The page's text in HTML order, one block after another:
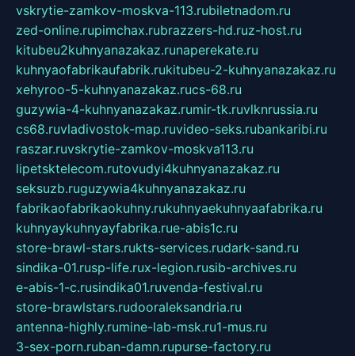
vskrytie-zamkov-moskva-113.rubiletnadom.ru
zed-online.rupimchax.rubrazzers-hd.ruz-host.ru
kitubeu2kuhnyanazakaz.runaperekate.ru
kuhnyaofabrikaufabrik.rukitubeu-2-kuhnyanazakaz.ru
xehyroo-5-kuhnyanazakaz.rucs-68.ru
guzywia-4-kuhnyanazakaz.rumir-tk.ruvlknrussia.ru
cs68.ruvladivostok-map.ruvideo-seks.rubankaribi.ru
raszar.ruvskrytie-zamkov-moskva113.ru
lipetsktelecom.rutovudyi4kuhnyanazakaz.ru
seksuzb.ruguzywia4kuhnyanazakaz.ru
fabrikaofabrikaokuhny.rukuhnyaekuhnyaafabrika.ru
kuhnyaykuhnyayfabrika.rue-abis1c.ru
store-brawl-stars.rukts-services.rudark-sand.ru
sindika-01.rusp-life.rux-legion.rusib-archives.ru
e-abis-1-c.rusindika01.ruvenda-festival.ru
store-brawlstars.rudooraleksandria.ru
antenna-highly.rumine-lab-msk.ru1-mus.ru
3-sex-porn.ruban-damn.rupurse-factory.ru